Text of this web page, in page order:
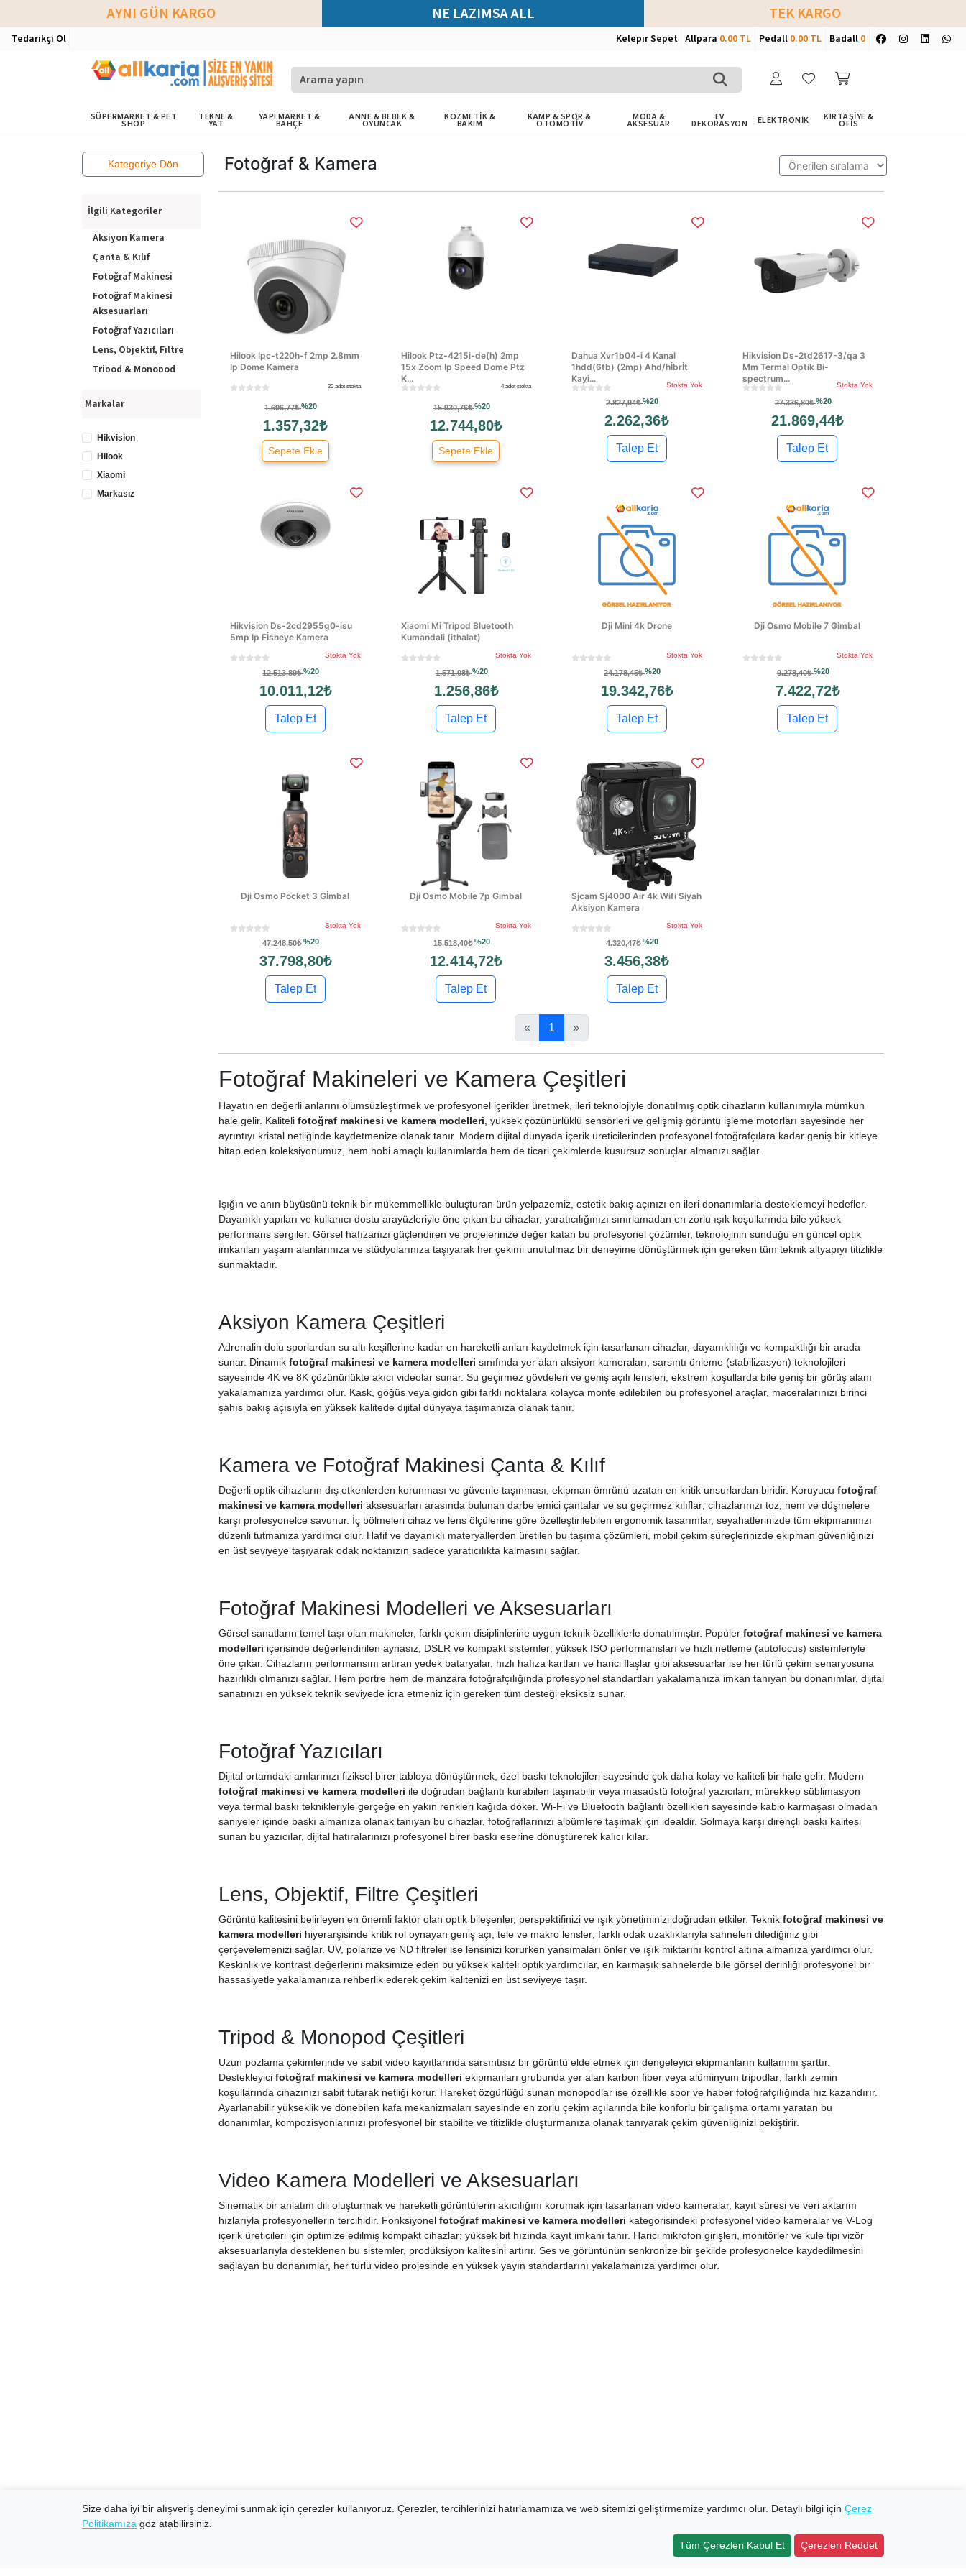
AYNI GÜN KARGO NE LAZIMSA ALL TEK KARGO
Tedarikçi Ol Kelepir Sepet Allpara 0.00 TL Pedall 0.00 TL Badall 0
SÜPERMARKET & PET
SHOP
TEKNE &
YAT
YAPI MARKET &
BAHÇE
ANNE & BEBEK &
OYUNCAK
KOZMETİK &
BAKIM
KAMP & SPOR &
OTOMOTİV
MODA &
AKSESUAR
EV
DEKORASYON ELEKTRONİK KIRTASİYE &
OFİS
Kategoriye Dön
İlgili Kategoriler
Aksiyon Kamera
Çanta & Kılıf
Fotoğraf Makinesi
Fotoğraf Makinesi
Aksesuarları
Fotoğraf Yazıcıları
Lens, Objektif, Filtre
Tripod & Monopod
Video Kamera
Markalar
Hikvision
Hilook
Xiaomi
Markasız
Fotoğraf & Kamera
Hilook Ipc-t220h-f 2mp 2.8mm
Ip Dome Kamera
20 adet stokta
1.696,77₺%20
1.357,32₺
Sepete Ekle
Hilook Ptz-4215i-de(h) 2mp
15x Zoom Ip Speed Dome Ptz
K...
4 adet stokta
15.930,76₺%20
12.744,80₺
Sepete Ekle
Dahua Xvr1b04-i 4 Kanal
1hdd(6tb) (2mp) Ahd/hİbrİt
Kayi...
Stokta Yok
2.827,94₺%20
2.262,36₺
Talep Et
Hikvision Ds-2td2617-3/qa 3
Mm Termal Optik Bi-
spectrum...
Stokta Yok
27.336,80₺%20
21.869,44₺
Talep Et
Hikvision Ds-2cd2955g0-isu
5mp Ip Fİsheye Kamera
Stokta Yok
12.513,89₺%20
10.011,12₺
Talep Et
Xiaomi Mi Tripod Bluetooth
Kumandali (ithalat)
Stokta Yok
1.571,08₺%20
1.256,86₺
Talep Et
Dji Mini 4k Drone
Stokta Yok
24.178,45₺%20
19.342,76₺
Talep Et
Dji Osmo Mobile 7 Gimbal
Stokta Yok
9.278,40₺%20
7.422,72₺
Talep Et
Dji Osmo Pocket 3 Gİmbal
Stokta Yok
47.248,50₺%20
37.798,80₺
Talep Et
Dji Osmo Mobile 7p Gimbal
Stokta Yok
15.518,40₺%20
12.414,72₺
Talep Et
Sjcam Sj4000 Air 4k Wifi Siyah
Aksiyon Kamera
Stokta Yok
4.320,47₺%20
3.456,38₺
Talep Et
« 1 »
Fotoğraf Makineleri ve Kamera Çeşitleri
Hayatın en değerli anlarını ölümsüzleştirmek ve profesyonel içerikler üretmek, ileri teknolojiyle donatılmış optik cihazların kullanımıyla mümkün
hale gelir. Kaliteli fotoğraf makinesi ve kamera modelleri , yüksek çözünürlüklü sensörleri ve gelişmiş görüntü işleme motorları sayesinde her
ayrıntıyı kristal netliğinde kaydetmenize olanak tanır. Modern dijital dünyada içerik üreticilerinden profesyonel fotoğrafçılara kadar geniş bir kitleye
hitap eden koleksiyonumuz, hem hobi amaçlı kullanımlarda hem de ticari çekimlerde kusursuz sonuçlar almanızı sağlar.
Işığın ve anın büyüsünü teknik bir mükemmellikle buluşturan ürün yelpazemiz, estetik bakış açınızı en ileri donanımlarla desteklemeyi hedefler.
Dayanıklı yapıları ve kullanıcı dostu arayüzleriyle öne çıkan bu cihazlar, yaratıcılığınızı sınırlamadan en zorlu ışık koşullarında bile yüksek
performans sergiler. Görsel hafızanızı güçlendiren ve projelerinize değer katan bu profesyonel çözümler, teknolojinin sunduğu en güncel optik
imkanları yaşam alanlarınıza ve stüdyolarınıza taşıyarak her çekimi unutulmaz bir deneyime dönüştürmek için gereken tüm teknik altyapıyı titizlikle
sunmaktadır.
Aksiyon Kamera Çeşitleri
Adrenalin dolu sporlardan su altı keşiflerine kadar en hareketli anları kaydetmek için tasarlanan cihazlar, dayanıklılığı ve kompaktlığı bir arada
sunar. Dinamik fotoğraf makinesi ve kamera modelleri sınıfında yer alan aksiyon kameraları; sarsıntı önleme (stabilizasyon) teknolojileri
sayesinde 4K ve 8K çözünürlükte akıcı videolar sunar. Su geçirmez gövdeleri ve geniş açılı lensleri, ekstrem koşullarda bile geniş bir görüş alanı
yakalamanıza yardımcı olur. Kask, göğüs veya gidon gibi farklı noktalara kolayca monte edilebilen bu profesyonel araçlar, maceralarınızı birinci
şahıs bakış açısıyla en yüksek kalitede dijital dünyaya taşımanıza olanak tanır.
Kamera ve Fotoğraf Makinesi Çanta & Kılıf
Değerli optik cihazların dış etkenlerden korunması ve güvenle taşınması, ekipman ömrünü uzatan en kritik unsurlardan biridir. Koruyucu fotoğraf
makinesi ve kamera modelleri aksesuarları arasında bulunan darbe emici çantalar ve su geçirmez kılıflar; cihazlarınızı toz, nem ve düşmelere
karşı profesyonelce savunur. İç bölmeleri cihaz ve lens ölçülerine göre özelleştirilebilen ergonomik tasarımlar, seyahatlerinizde tüm ekipmanınızı
düzenli tutmanıza yardımcı olur. Hafif ve dayanıklı materyallerden üretilen bu taşıma çözümleri, mobil çekim süreçlerinizde ekipman güvenliğinizi
en üst seviyeye taşıyarak odak noktanızın sadece yaratıcılıkta kalmasını sağlar.
Fotoğraf Makinesi Modelleri ve Aksesuarları
Görsel sanatların temel taşı olan makineler, farklı çekim disiplinlerine uygun teknik özelliklerle donatılmıştır. Popüler fotoğraf makinesi ve kamera
modelleri içerisinde değerlendirilen aynasız, DSLR ve kompakt sistemler; yüksek ISO performansları ve hızlı netleme (autofocus) sistemleriyle
öne çıkar. Cihazların performansını artıran yedek bataryalar, hızlı hafıza kartları ve harici flaşlar gibi aksesuarlar ise her türlü çekim senaryosuna
hazırlıklı olmanızı sağlar. Hem portre hem de manzara fotoğrafçılığında profesyonel standartları yakalamanıza imkan tanıyan bu donanımlar, dijital
sanatınızı en yüksek teknik seviyede icra etmeniz için gereken tüm desteği eksiksiz sunar.
Fotoğraf Yazıcıları
Dijital ortamdaki anılarınızı fiziksel birer tabloya dönüştürmek, özel baskı teknolojileri sayesinde çok daha kolay ve kaliteli bir hale gelir. Modern
fotoğraf makinesi ve kamera modelleri ile doğrudan bağlantı kurabilen taşınabilir veya masaüstü fotoğraf yazıcıları; mürekkep süblimasyon
veya termal baskı teknikleriyle gerçeğe en yakın renkleri kağıda döker. Wi-Fi ve Bluetooth bağlantı özellikleri sayesinde kablo karmaşası olmadan
saniyeler içinde baskı almanıza olanak tanıyan bu cihazlar, fotoğraflarınızı albümlere taşımak için idealdir. Solmaya karşı dirençli baskı kalitesi
sunan bu yazıcılar, dijital hatıralarınızı profesyonel birer baskı eserine dönüştürerek kalıcı kılar.
Lens, Objektif, Filtre Çeşitleri
Görüntü kalitesini belirleyen en önemli faktör olan optik bileşenler, perspektifinizi ve ışık yönetiminizi doğrudan etkiler. Teknik fotoğraf makinesi ve
kamera modelleri hiyerarşisinde kritik rol oynayan geniş açı, tele ve makro lensler; farklı odak uzaklıklarıyla sahneleri dilediğiniz gibi
çerçevelemenizi sağlar. UV, polarize ve ND filtreler ise lensinizi korurken yansımaları önler ve ışık miktarını kontrol altına almanıza yardımcı olur.
Keskinlik ve kontrast değerlerini maksimize eden bu yüksek kaliteli optik yardımcılar, en karmaşık sahnelerde bile görsel derinliği profesyonel bir
hassasiyetle yakalamanıza rehberlik ederek çekim kalitenizi en üst seviyeye taşır.
Tripod & Monopod Çeşitleri
Uzun pozlama çekimlerinde ve sabit video kayıtlarında sarsıntısız bir görüntü elde etmek için dengeleyici ekipmanların kullanımı şarttır.
Destekleyici fotoğraf makinesi ve kamera modelleri ekipmanları grubunda yer alan karbon fiber veya alüminyum tripodlar; farklı zemin
koşullarında cihazınızı sabit tutarak netliği korur. Hareket özgürlüğü sunan monopodlar ise özellikle spor ve haber fotoğrafçılığında hız kazandırır.
Ayarlanabilir yükseklik ve dönebilen kafa mekanizmaları sayesinde en zorlu çekim açılarında bile konforlu bir çalışma ortamı yaratan bu
donanımlar, kompozisyonlarınızı profesyonel bir stabilite ve titizlikle oluşturmanıza olanak tanıyarak çekim güvenliğinizi pekiştirir.
Video Kamera Modelleri ve Aksesuarları
Sinematik bir anlatım dili oluşturmak ve hareketli görüntülerin akıcılığını korumak için tasarlanan video kameralar, kayıt süresi ve veri aktarım
hızlarıyla profesyonellerin tercihidir. Fonksiyonel fotoğraf makinesi ve kamera modelleri kategorisindeki profesyonel video kameralar ve V-Log
içerik üreticileri için optimize edilmiş kompakt cihazlar; yüksek bit hızında kayıt imkanı tanır. Harici mikrofon girişleri, monitörler ve kule tipi vizör
aksesuarlarıyla desteklenen bu sistemler, prodüksiyon kalitesini artırır. Ses ve görüntünün senkronize bir şekilde profesyonelce kaydedilmesini
sağlayan bu donanımlar, her türlü video projesinde en yüksek yayın standartlarını yakalamanıza yardımcı olur.
Size daha iyi bir alışveriş deneyimi sunmak için çerezler kullanıyoruz. Çerezler, tercihlerinizi hatırlamamıza ve web sitemizi geliştirmemize yardımcı olur. Detaylı bilgi için Çerez
Politikamıza göz atabilirsiniz.
Tüm Çerezleri Kabul Et
Çerezleri Reddet